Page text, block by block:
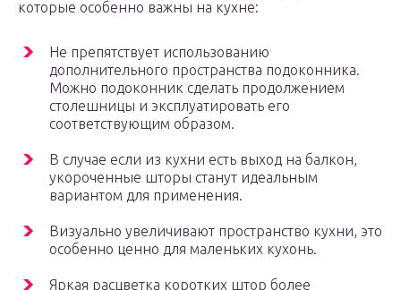
которые особенно важны на кухне:
Не препятствует использованию
дополнительного пространства подоконника.
Можно подоконник сделать продолжением
столешницы и эксплуатировать его
соответствующим образом.
В случае если из кухни есть выход на балкон,
укороченные шторы станут идеальным
вариантом для применения.
Визуально увеличивают пространство кухни, это
особенно ценно для маленьких кухонь.
Яркая расцветка коротких штор более